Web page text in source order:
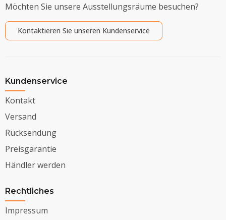
Möchten Sie unsere Ausstellungsräume besuchen?
Kontaktieren Sie unseren Kundenservice
Kundenservice
Kontakt
Versand
Rücksendung
Preisgarantie
Händler werden
Rechtliches
Impressum